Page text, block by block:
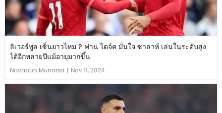
ลิเวอร์พูล เซ็นยาวไหม ? ฟาน ไดจ์ค มั่นใจ ซาลาห์ เล่นในระดับสูง
ได้อีกหลายปีแม้อายุมากขึ้น
Navapun Munarsa | Nov 11, 2024